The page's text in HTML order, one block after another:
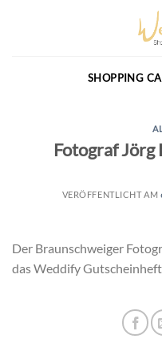
SHOPPING
Fotograf
VERÖFFENTLICHT AM
Der Braunschweiger
das Weddify